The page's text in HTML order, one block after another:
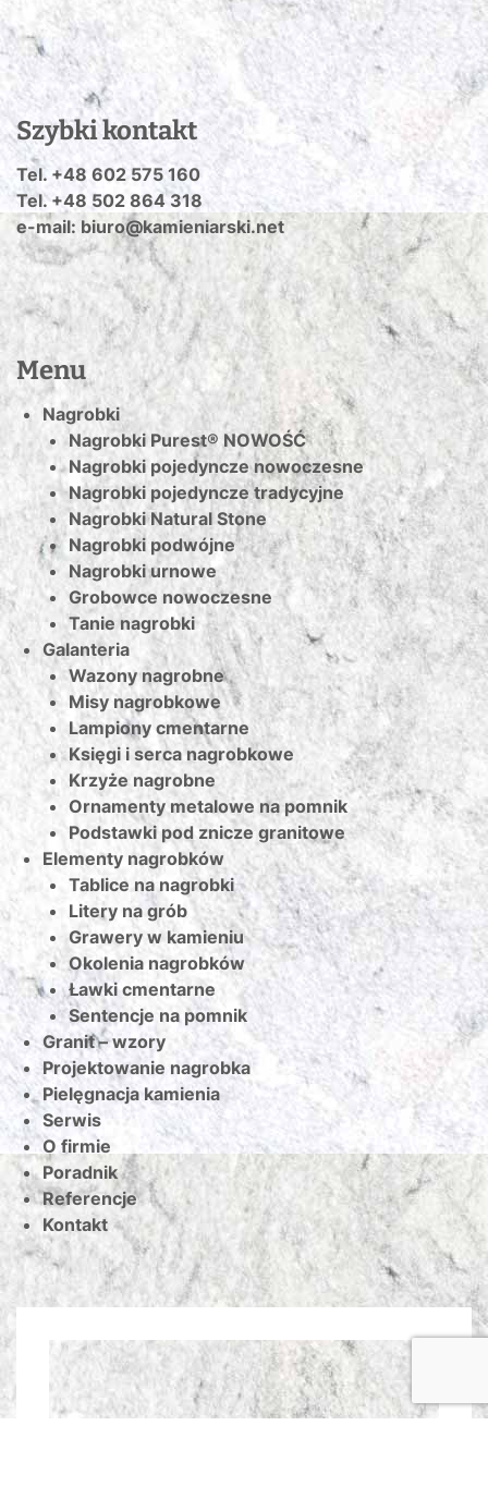
Szybki kontakt
Tel. +48 602 575 160
Tel. +48 502 864 318
e-mail: biuro@kamieniarski.net
Menu
Nagrobki
Nagrobki Purest® NOWOŚĆ
Nagrobki pojedyncze nowoczesne
Nagrobki pojedyncze tradycyjne
Nagrobki Natural Stone
Nagrobki podwójne
Nagrobki urnowe
Grobowce nowoczesne
Tanie nagrobki
Galanteria
Wazony nagrobne
Misy nagrobkowe
Lampiony cmentarne
Księgi i serca nagrobkowe
Krzyże nagrobne
Ornamenty metalowe na pomnik
Podstawki pod znicze granitowe
Elementy nagrobków
Tablice na nagrobki
Litery na grób
Grawery w kamieniu
Okolenia nagrobków
Ławki cmentarne
Sentencje na pomnik
Granit – wzory
Projektowanie nagrobka
Pielęgnacja kamienia
Serwis
O firmie
Poradnik
Referencje
Kontakt